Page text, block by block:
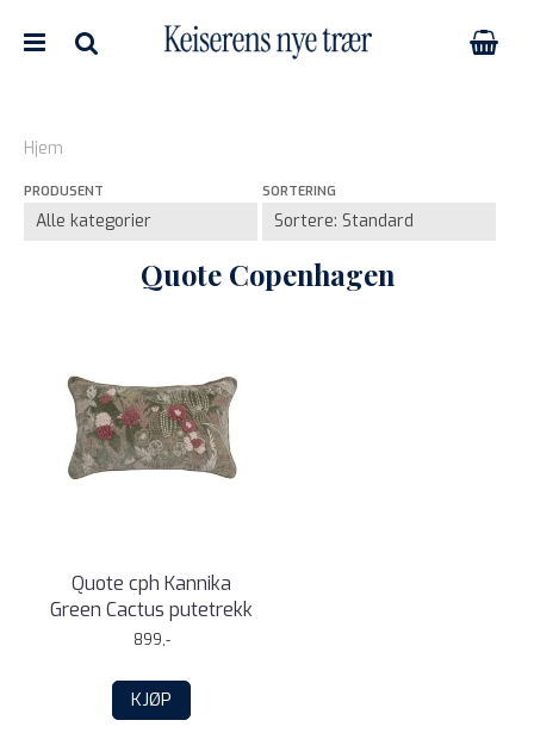
Hjem
PRODUSENT SORTERING
Quote Copenhagen
Quote cph Kannika
Green Cactus putetrekk
899,-
KJØP